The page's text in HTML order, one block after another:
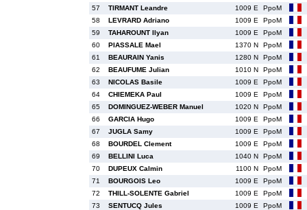
57
TIRMANT Leandre 1009 E
PpoM
58
LEVRARD Adriano 1009 E
PpoM
59
TAHAROUNT Ilyan 1009 E
PpoM
60
PIASSALE Mael 1370 N
PpoM
61
BEAURAIN Yanis 1280 N
PpoM
62
BEAUFUME Julian 1010 N
PpoM
63
NICOLAS Basile 1009 E
PpoM
64
CHIEMEKA Paul 1009 E
PpoM
65
DOMINGUEZ-WEBER Manuel 1020 N
PpoM
66
GARCIA Hugo 1009 E
PpoM
67
JUGLA Samy 1009 E
PpoM
68
BOURDEL Clement 1009 E
PpoM
69
BELLINI Luca 1040 N
PpoM
70
DUPEUX Calmin 1100 N
PpoM
71
BOURGOIS Leo 1009 E
PpoM
72
THILL-SOLENTE Gabriel 1009 E
PpoM
73
SENTUCQ Jules 1009 E
PpoM